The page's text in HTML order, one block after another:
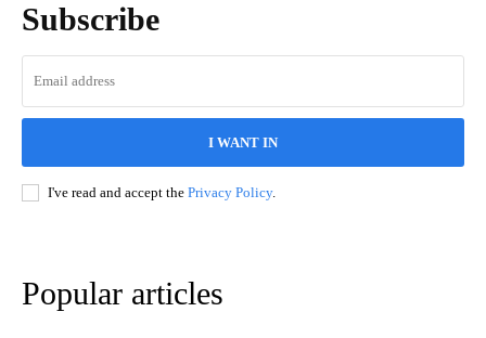
Subscribe
I WANT IN
I've read and accept the Privacy Policy.
Popular articles